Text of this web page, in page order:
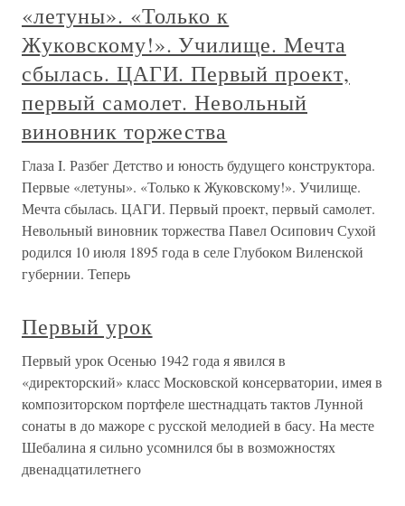
«летуны». «Только к
Жуковскому!». Училище. Мечта
сбылась. ЦАГИ. Первый проект,
первый самолет. Невольный
виновник торжества
Глаза I. Разбег Детство и юность будущего конструктора.
Первые «летуны». «Только к Жуковскому!». Училище.
Мечта сбылась. ЦАГИ. Первый проект, первый самолет.
Невольный виновник торжества Павел Осипович Сухой
родился 10 июля 1895 года в селе Глубоком Виленской
губернии. Теперь
Первый урок
Первый урок Осенью 1942 года я явился в
«директорский» класс Московской консерватории, имея в
композиторском портфеле шестнадцать тактов Лунной
сонаты в до мажоре с русской мелодией в басу. На месте
Шебалина я сильно усомнился бы в возможностях
двенадцатилетнего